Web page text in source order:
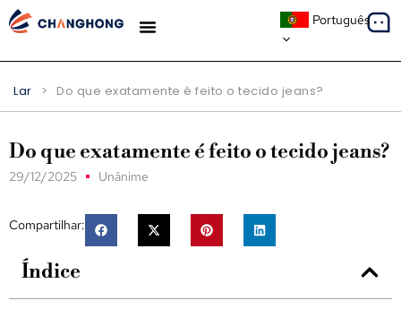
Português
Lar > Do que exatamente é feito o tecido jeans?
Do que exatamente é feito o tecido jeans?
29/12/2025 Unânime
Compartilhar:
Índice